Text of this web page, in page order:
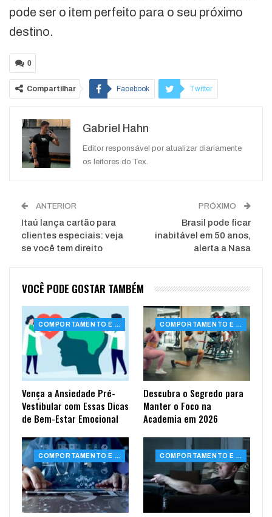
pode ser o item perfeito para o seu próximo
destino.
0
Compartilhar Facebook Twitter
WhatsApp
Gabriel Hahn
Editor responsável por atualizar diariamente
os leitores do Tex.
ANTERIOR
Itaú lança cartão para
clientes especiais: veja
se você tem direito
PRÓXIMO
Brasil pode ficar
inabitável em 50 anos,
alerta a Nasa
VOCÊ PODE GOSTAR TAMBÉM
COMPORTAMENTO E SAÚDE
Vença a Ansiedade Pré-
Vestibular com Essas Dicas
de Bem-Estar Emocional
COMPORTAMENTO E SAÚDE
Descubra o Segredo para
Manter o Foco na
Academia em 2026
COMPORTAMENTO E SAÚDE COMPORTAMENTO E SAÚDE